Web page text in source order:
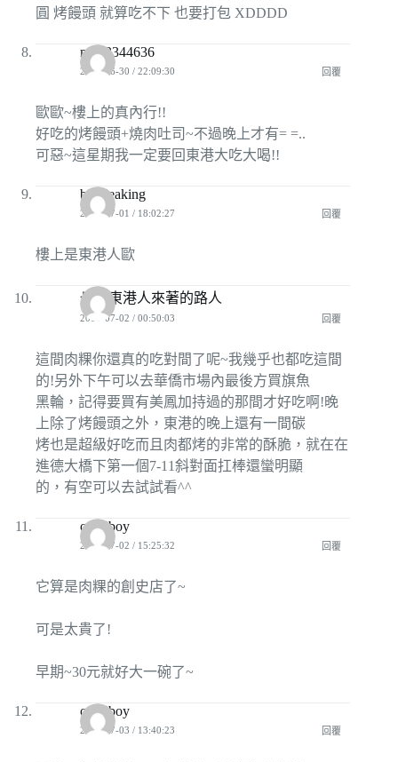
圓 烤饅頭 就算吃不下 也要打包 XDDDD
mini3344636
2009-06-30 / 22:09:30 回覆
歐歐~樓上的真內行!!
好吃的烤饅頭+燒肉吐司~不過晚上才有= =..
可惡~這星期我一定要回東港大吃大喝!!
bioideaking
2009-07-01 / 18:02:27 回覆
樓上是東港人歐
也是東港人來著的路人
2009-07-02 / 00:50:03 回覆
這間肉粿你還真的吃對間了呢~我幾乎也都吃這間
的!另外下午可以去華僑市場內最後方買旗魚
黑輪，記得要買有美鳳加持過的那間才好吃啊!晚
上除了烤饅頭之外，東港的晚上還有一間碳
烤也是超級好吃而且肉都烤的非常的酥脆，就在在
進德大橋下第一個7-11斜對面扛棒還蠻明顯
的，有空可以去試試看^^
o125boy
2009-07-02 / 15:25:32 回覆
它算是肉粿的創史店了~
可是太貴了!
早期~30元就好大一碗了~
o125boy
2009-07-03 / 13:40:23 回覆